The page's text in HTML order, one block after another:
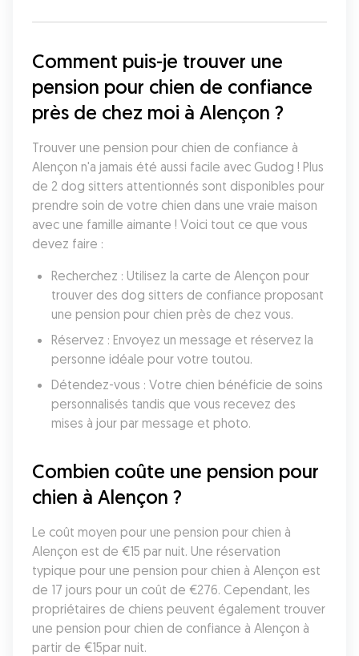
Comment puis-je trouver une
pension pour chien de confiance
près de chez moi à Alençon ?
Trouver une pension pour chien de confiance à
Alençon n'a jamais été aussi facile avec Gudog ! Plus
de 2 dog sitters attentionnés sont disponibles pour
prendre soin de votre chien dans une vraie maison
avec une famille aimante ! Voici tout ce que vous
devez faire :
Recherchez : Utilisez la carte de Alençon pour
trouver des dog sitters de confiance proposant
une pension pour chien près de chez vous.
Réservez : Envoyez un message et réservez la
personne idéale pour votre toutou.
Détendez-vous : Votre chien bénéficie de soins
personnalisés tandis que vous recevez des
mises à jour par message et photo.
Combien coûte une pension pour
chien à Alençon ?
Le coût moyen pour une pension pour chien à
Alençon est de €15 par nuit. Une réservation
typique pour une pension pour chien à Alençon est
de 17 jours pour un coût de €276. Cependant, les
propriétaires de chiens peuvent également trouver
une pension pour chien de confiance à Alençon à
partir de €15par nuit.